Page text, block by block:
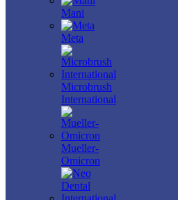
Mani
Meta
Microbrush
International
Mueller-
Omicron